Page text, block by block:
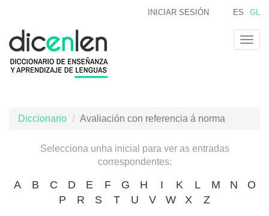
contido
principal
ES GL
INICIAR SESIÓN
Diccionario Avaliación con referencia á norma
Selecciona unha inicial para ver as entradas
correspondentes:
A B C D E F G H I K L M N
O
P
R S T U V W X Z